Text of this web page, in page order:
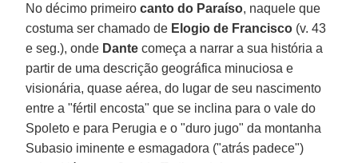
No décimo primeirocanto do Paraíso, naquele que
costuma ser chamado de Elogio de Francisco (v. 43
e seg.), onde Dante começa a narrar a sua história a
partir de uma descrição geográfica minuciosa e
visionária, quase aérea, do lugar de seu nascimento
entre a "fértil encosta" que se inclina para o vale do
Spoleto e para Perugia e o "duro jugo" da montanha
Subasio iminente e esmagadora ("atrás padece")